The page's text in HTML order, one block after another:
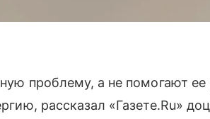
проблему, а не помогают ее
рассказал «Газете.Ru»